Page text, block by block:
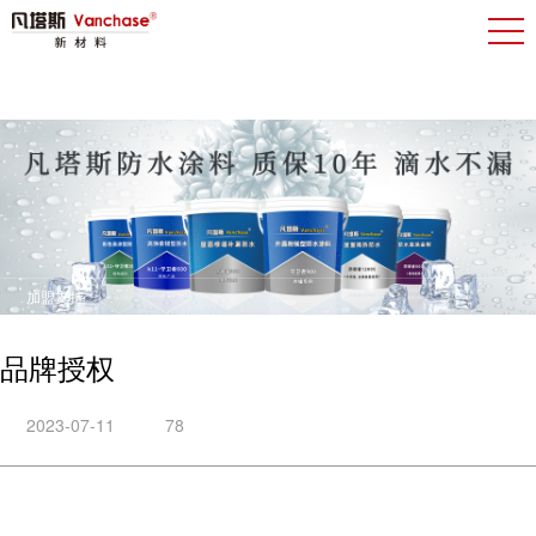
加盟支持
品牌授权
2023-07-11 78